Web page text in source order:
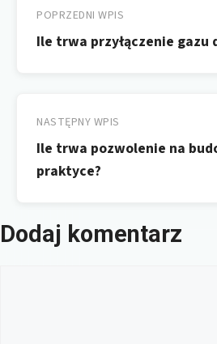
wpisu
POPRZEDNI WPIS
Ile trwa przyłączenie gazu
NASTĘPNY WPIS
Ile trwa pozwolenie na
praktyce?
Dodaj komentarz